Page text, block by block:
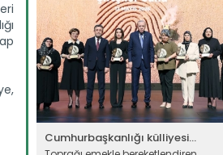
Cumhurbaşkanlığı külliyesi...